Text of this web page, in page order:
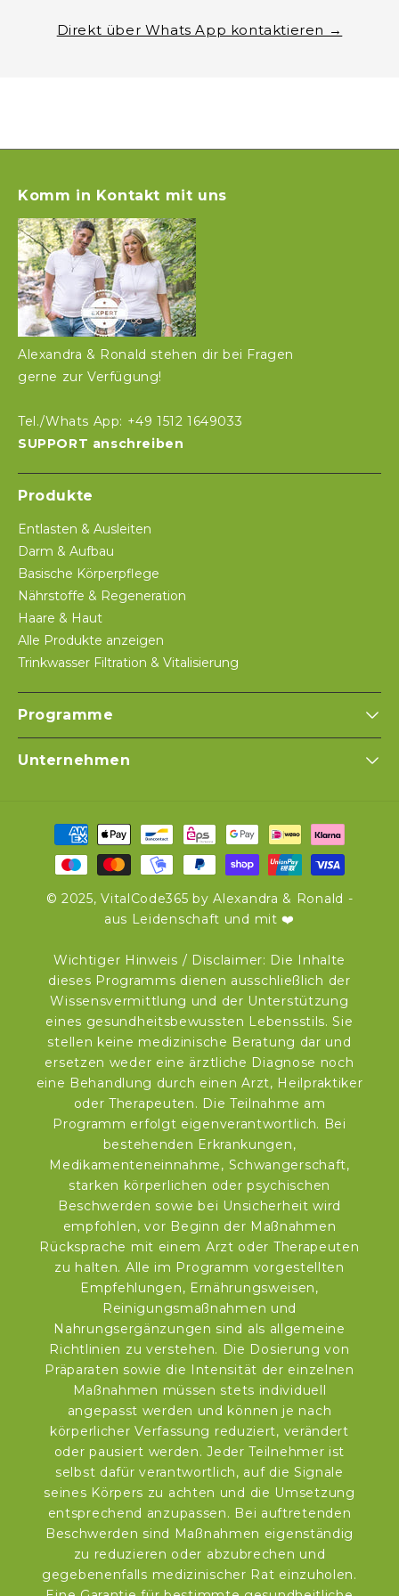
Direkt über Whats App kontaktieren →
Komm in Kontakt mit uns
Alexandra & Ronald stehen dir bei Fragen
gerne zur Verfügung!
Tel./Whats App: +49 1512 1649033
SUPPORT anschreiben
Produkte
Entlasten & Ausleiten
Darm & Aufbau
Basische Körperpflege
Nährstoffe & Regeneration
Haare & Haut
Alle Produkte anzeigen
Trinkwasser Filtration & Vitalisierung
Programme
Unternehmen
Zahlungsmethoden
© 2025, VitalCode365 by Alexandra & Ronald -
aus Leidenschaft und mit ❤️
Wichtiger Hinweis / Disclaimer: Die Inhalte
dieses Programms dienen ausschließlich der
Wissensvermittlung und der Unterstützung
eines gesundheitsbewussten Lebensstils. Sie
stellen keine medizinische Beratung dar und
ersetzen weder eine ärztliche Diagnose noch
eine Behandlung durch einen Arzt, Heilpraktiker
oder Therapeuten. Die Teilnahme am
Programm erfolgt eigenverantwortlich. Bei
bestehenden Erkrankungen,
Medikamenteneinnahme, Schwangerschaft,
starken körperlichen oder psychischen
Beschwerden sowie bei Unsicherheit wird
empfohlen, vor Beginn der Maßnahmen
Rücksprache mit einem Arzt oder Therapeuten
zu halten. Alle im Programm vorgestellten
Empfehlungen, Ernährungsweisen,
Reinigungsmaßnahmen und
Nahrungsergänzungen sind als allgemeine
Richtlinien zu verstehen. Die Dosierung von
Präparaten sowie die Intensität der einzelnen
Maßnahmen müssen stets individuell
angepasst werden und können je nach
körperlicher Verfassung reduziert, verändert
oder pausiert werden. Jeder Teilnehmer ist
selbst dafür verantwortlich, auf die Signale
seines Körpers zu achten und die Umsetzung
entsprechend anzupassen. Bei auftretenden
Beschwerden sind Maßnahmen eigenständig
zu reduzieren oder abzubrechen und
gegebenenfalls medizinischer Rat einzuholen.